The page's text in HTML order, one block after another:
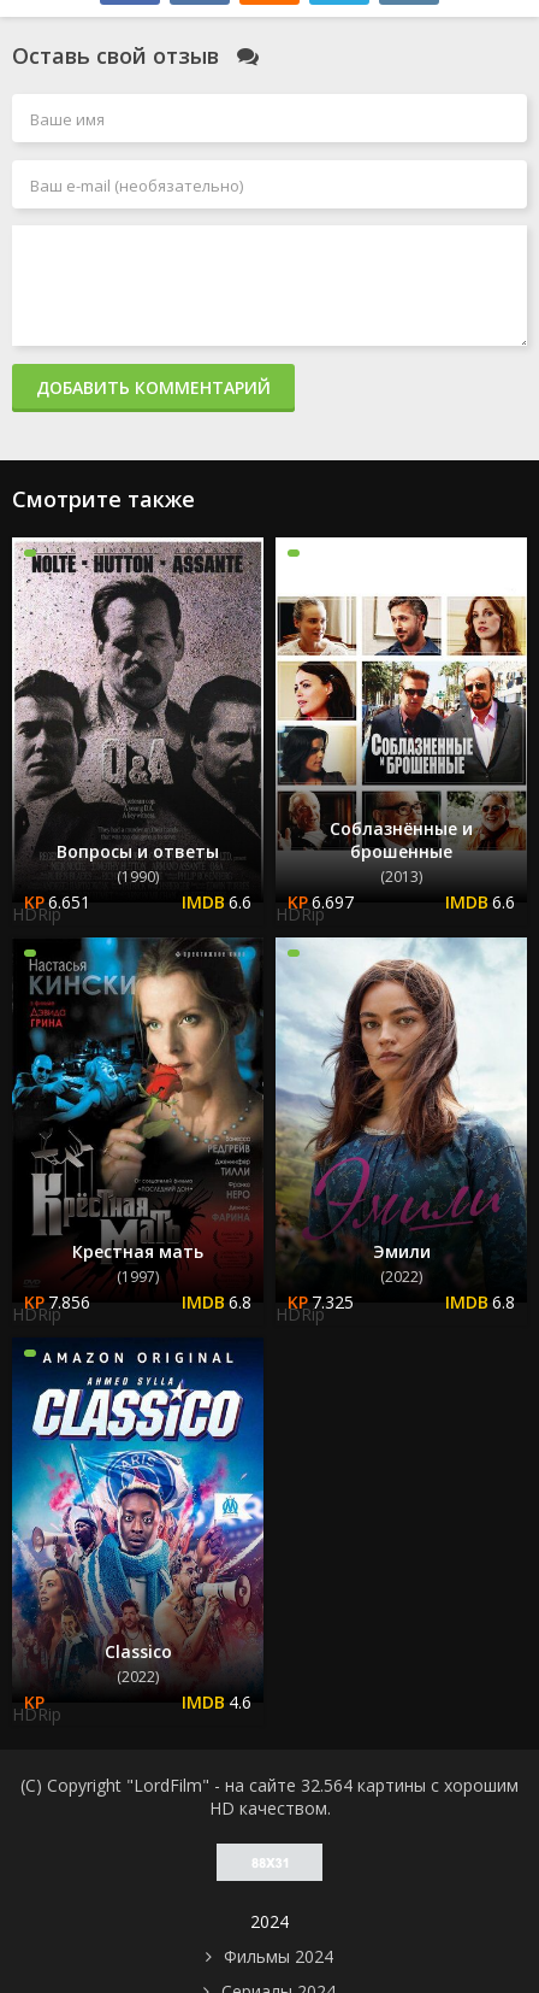
Оставь свой отзыв
ДОБАВИТЬ КОММЕНТАРИЙ
Смотрите также
Вопросы и ответы
(1990)
6.651 6.6
HDRip
Соблазнённые и
брошенные
(2013)
6.697 6.6
HDRip
Крестная мать
(1997)
7.856 6.8
HDRip
Эмили
(2022)
7.325 6.8
HDRip
Classico
(2022)
4.6
HDRip
(C) Copyright "LordFilm" - на сайте 32.564 картины с хорошим
HD качеством.
2024
Фильмы 2024